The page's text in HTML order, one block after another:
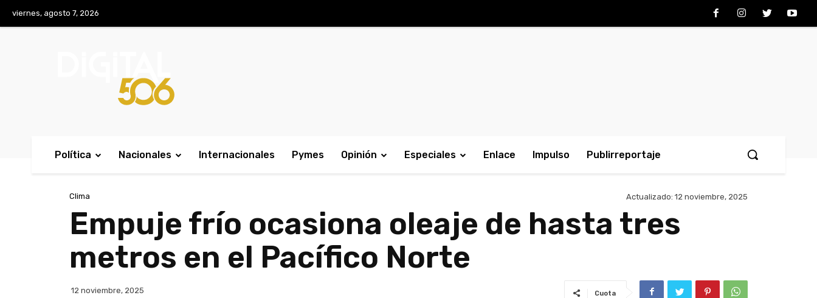
viernes, agosto 7, 2026
Política Nacionales Internacionales Pymes Opinión Especiales Enlace Impulso Publirreportaje
Clima Actualizado: 12 noviembre, 2025
Empuje frío ocasiona oleaje de hasta tres
metros en el Pacífico Norte
12 noviembre, 2025 Cuota